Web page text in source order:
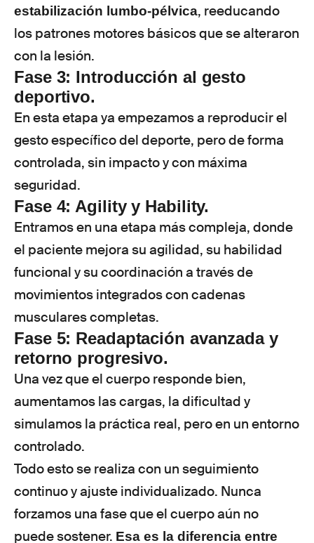
estabilización lumbo-pélvica, reeducando
los patrones motores básicos que se alteraron
con la lesión.
Fase 3: Introducción al gesto
deportivo.
En esta etapa ya empezamos a reproducir el
gesto específico del deporte, pero de forma
controlada, sin impacto y con máxima
seguridad.
Fase 4: Agility y Hability.
Entramos en una etapa más compleja, donde
el paciente mejora su agilidad, su habilidad
funcional y su coordinación a través de
movimientos integrados con cadenas
musculares completas.
Fase 5: Readaptación avanzada y
retorno progresivo.
Una vez que el cuerpo responde bien,
aumentamos las cargas, la dificultad y
simulamos la práctica real, pero en un entorno
controlado.
Todo esto se realiza con un seguimiento
continuo y ajuste individualizado. Nunca
forzamos una fase que el cuerpo aún no
puede sostener. Esa es la diferencia entre